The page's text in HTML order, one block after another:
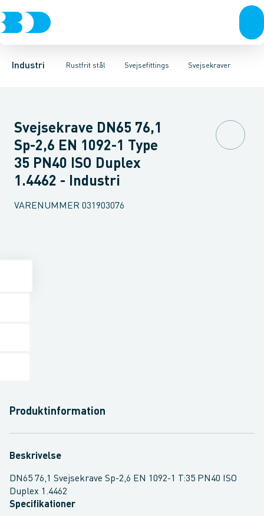
Industri Rustfrit stål
VentilerRustfrit stålSort stålGalvaniseret stålPlastIndustri
Svejsefittings
Svejsefittings ASTM svejsefittingsLevnedsmiddel fittings
Svejsekraver
Bøjninger Indsv. bøjninger Koncentriske reduktioner
Svejsekrave DN65 76,1
Sp-2,6 EN 1092-1 Type
35 PN40 ISO Duplex
1.4462 - Industri
VARENUMMER 031903076
Produktinformation
Beskrivelse
DN65 76,1 Svejsekrave Sp-2,6 EN 1092-1 T:35 PN40 ISO
Duplex 1.4462
Specifikationer